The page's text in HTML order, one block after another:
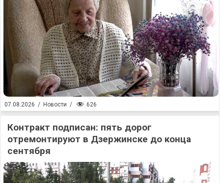
07.08.2026 / Новости / 626
Контракт подписан: пять дорог
отремонтируют в Дзержинске до конца
сентября